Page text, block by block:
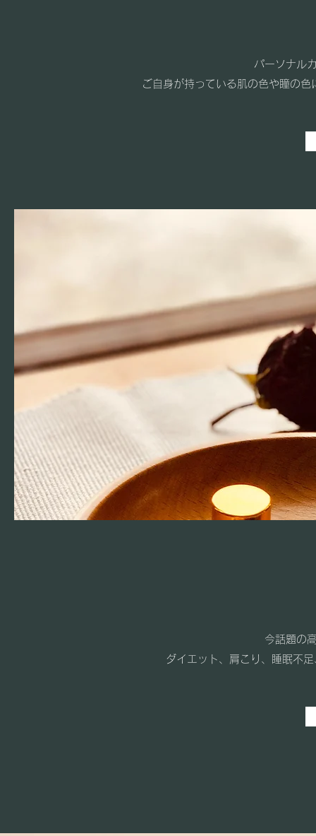
パーソナル
ご自身が持っている肌の色や瞳の
今話題の
ダイエット、肩こり、睡眠不